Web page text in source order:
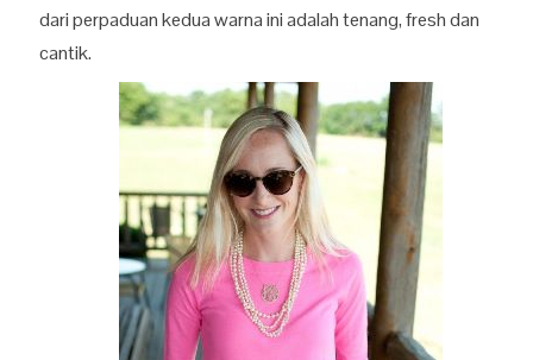
dari perpaduan kedua warna ini adalah tenang, fresh dan
cantik.